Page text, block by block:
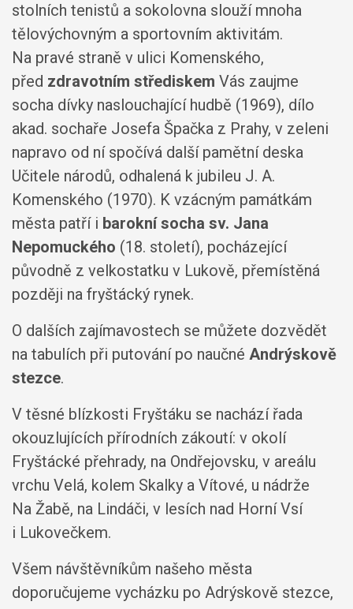
stolních tenistů a sokolovna slouží mnoha
tělovýchovným a sportovním aktivitám.
Na pravé straně v ulici Komenského,
před zdravotním střediskem Vás zaujme
socha dívky naslouchající hudbě (1969), dílo
akad. sochaře Josefa Špačka z Prahy, v zeleni
napravo od ní spočívá další pamětní deska
Učitele národů, odhalená k jubileu J. A.
Komenského (1970). K vzácným památkám
města patří i barokní socha sv. Jana
Nepomuckého (18. století), pocházející
původně z velkostatku v Lukově, přemístěná
později na fryštácký rynek.
O dalších zajímavostech se můžete dozvědět
na tabulích při putování po naučné Andrýskově
stezce.
V těsné blízkosti Fryštáku se nachází řada
okouzlujících přírodních zákoutí: v okolí
Fryštácké přehrady, na Ondřejovsku, v areálu
vrchu Velá, kolem Skalky a Vítové, u nádrže
Na Žabě, na Lindáči, v lesích nad Horní Vsí
i Lukovečkem.
Všem návštěvníkům našeho města
doporučujeme vycházku po Adrýskově stezce,